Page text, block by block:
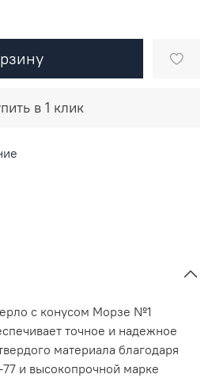
в 1 клик
с конусом Морзе №1
точное и надежное
материала благодаря
и высокопрочной марке